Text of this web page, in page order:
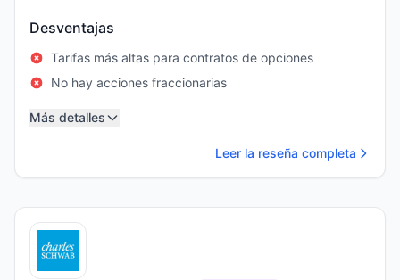
Desventajas
Tarifas más altas para contratos de opciones
No hay acciones fraccionarias
Más detalles
Leer la reseña completa